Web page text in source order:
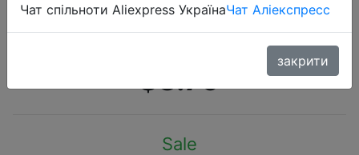
вязаная зимняя шапка,…
$3.79
Sale
Чат спільноти Aliexpress УкраїнаЧат Аліекспресс
закрити